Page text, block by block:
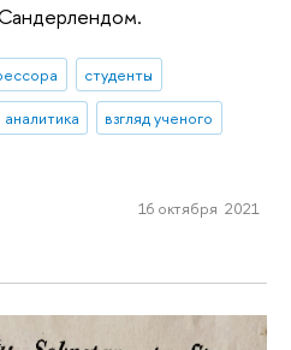
студенты
взгляд ученого
16 октября 2021